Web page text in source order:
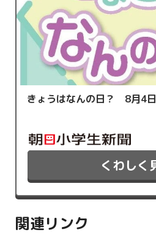
きょうはなんの日？ 8月4
くわしく
関連リンク